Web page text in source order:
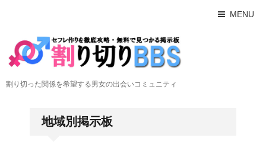
MENU
割り切った関係を希望する男女の出会いコミュニティ
地域別掲示板